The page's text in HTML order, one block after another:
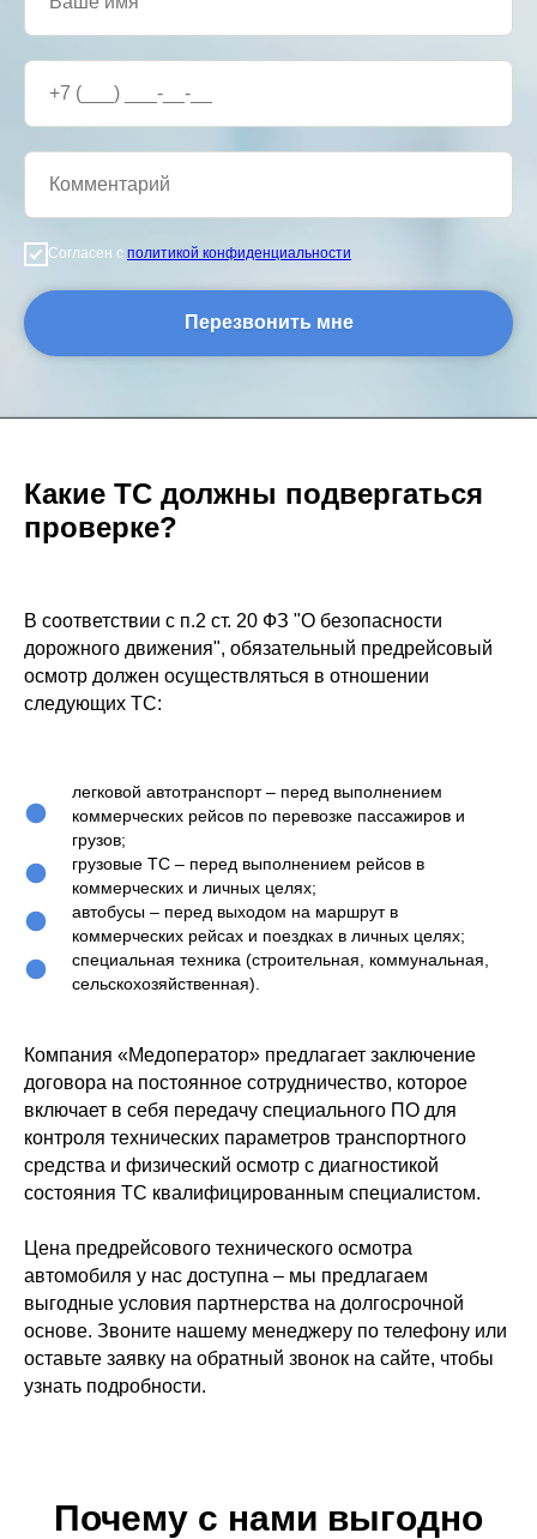
Согласен с политикой конфиденциальности
Перезвонить мне
Какие ТС должны подвергаться
проверке?
В соответствии с п.2 ст. 20 ФЗ "О безопасности
дорожного движения", обязательный предрейсовый
осмотр должен осуществляться в отношении
следующих ТС:
легковой автотранспорт – перед выполнением
коммерческих рейсов по перевозке пассажиров и
грузов;
грузовые ТС – перед выполнением рейсов в
коммерческих и личных целях;
автобусы – перед выходом на маршрут в
коммерческих рейсах и поездках в личных целях;
специальная техника (строительная, коммунальная,
сельскохозяйственная).
Компания «Медоператор» предлагает заключение
договора на постоянное сотрудничество, которое
включает в себя передачу специального ПО для
контроля технических параметров транспортного
средства и физический осмотр с диагностикой
состояния ТС квалифицированным специалистом.
Цена предрейсового технического осмотра
автомобиля у нас доступна – мы предлагаем
выгодные условия партнерства на долгосрочной
основе. Звоните нашему менеджеру по телефону или
оставьте заявку на обратный звонок на сайте, чтобы
узнать подробности.
Почему с нами выгодно